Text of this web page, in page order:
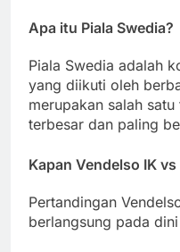
Apa itu Piala Swedia?
Piala Swedia adalah
yang diikuti oleh
merupakan salah
terbesar dan paling
Kapan Vendelso IK
Pertandingan
berlangsung pada